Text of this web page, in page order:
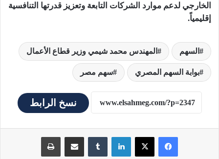
الخارجي لدعم موارد الشركات التابعة وتعزيز قدرتها التنافسية
إقليمياً.
السهم المهندس محمد شيمي وزير قطاع الأعمال
بوابة السهم المصري سهم مصر
نسخ الرابط
لينكدإن مشاركة عبر البريد طباعة